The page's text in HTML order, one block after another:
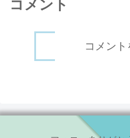
コメント
コメン